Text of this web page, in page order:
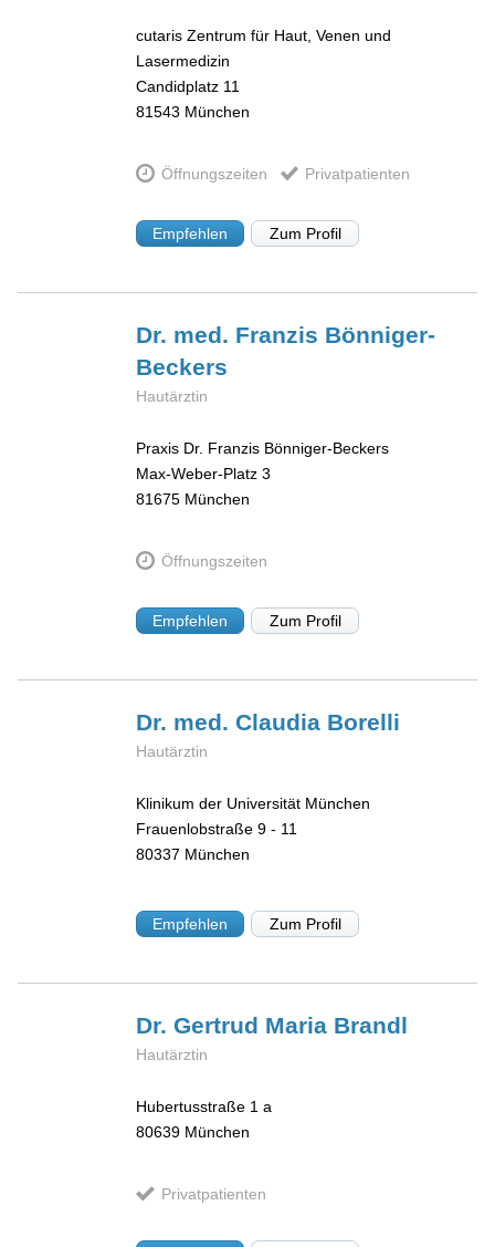
cutaris Zentrum für Haut, Venen und
Lasermedizin
Candidplatz 11
81543 München
Öffnungszeiten Privatpatienten
Empfehlen Zum Profil
Dr. med. Franzis Bönniger-
Beckers
Hautärztin
Praxis Dr. Franzis Bönniger-Beckers
Max-Weber-Platz 3
81675 München
Öffnungszeiten
Empfehlen Zum Profil
Dr. med. Claudia Borelli
Hautärztin
Klinikum der Universität München
Frauenlobstraße 9 - 11
80337 München
Empfehlen Zum Profil
Dr. Gertrud Maria Brandl
Hautärztin
Hubertusstraße 1 a
80639 München
Privatpatienten